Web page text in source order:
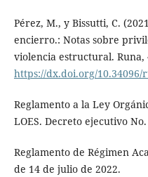
Pérez, M., y Bissutti, C.
encierro.: Notas sobre
violencia estructural. Runa,
https://dx.doi.org/10.34096/
Reglamento a la Ley
LOES. Decreto ejecutivo
Reglamento de Régimen
de 14 de julio de 2022.